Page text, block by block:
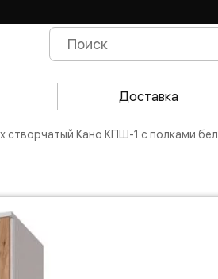
Доставка
х створчатый Кано КПШ-1 с полками